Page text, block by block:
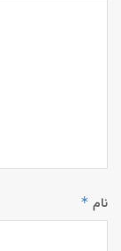
نام *